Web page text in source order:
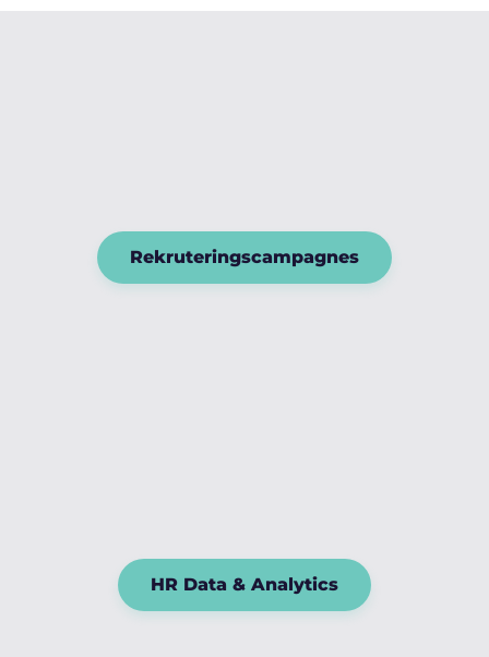
Rekruteringscampagnes
HR Data & Analytics